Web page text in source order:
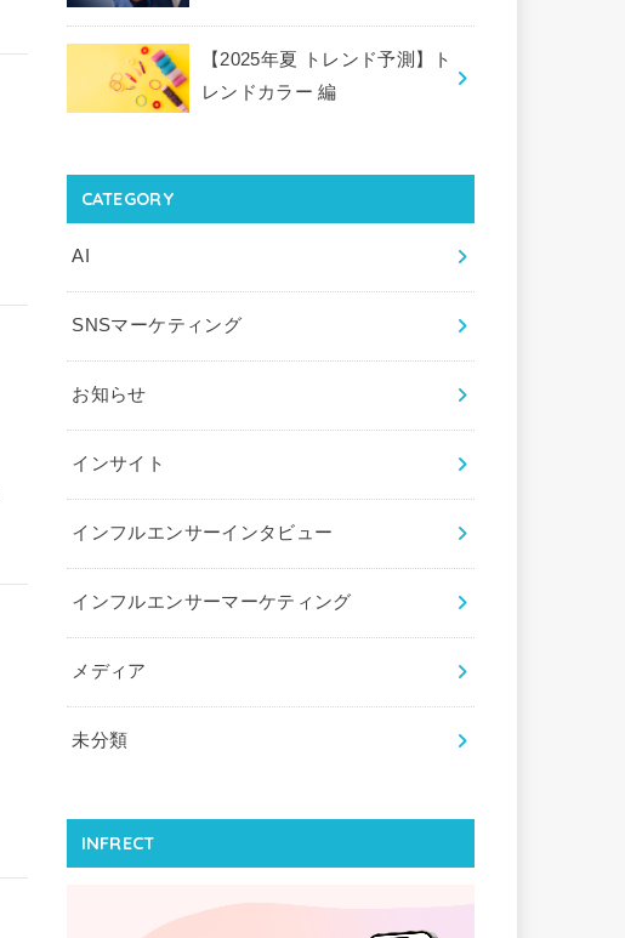
【2025年夏 トレンド予測】ト
レンドカラー 編
CATEGORY
AI
SNSマーケティング
お知らせ
インサイト
インフルエンサーインタビュー
インフルエンサーマーケティング
メディア
未分類
INFRECT